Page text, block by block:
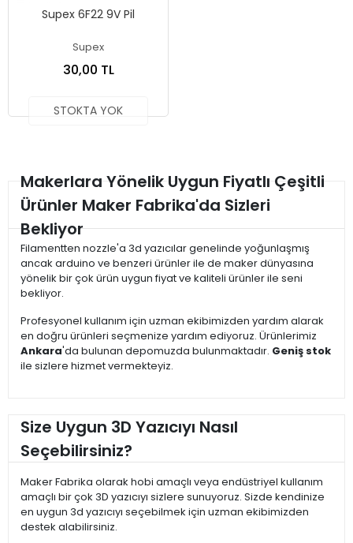
Supex 6F22 9V Pil
Supex
30,00 TL
STOKTA YOK
Makerlara Yönelik Uygun Fiyatlı Çeşitli
Ürünler Maker Fabrika'da Sizleri
Bekliyor
Filamentten nozzle'a 3d yazıcılar genelinde yoğunlaşmış
ancak arduino ve benzeri ürünler ile de maker dünyasına
yönelik bir çok ürün uygun fiyat ve kaliteli ürünler ile seni
bekliyor.
Profesyonel kullanım için uzman ekibimizden yardım alarak
en doğru ürünleri seçmenize yardım ediyoruz. Ürünlerimiz
Ankara'da bulunan depomuzda bulunmaktadır. Geniş stok
ile sizlere hizmet vermekteyiz.
Size Uygun 3D Yazıcıyı Nasıl
Seçebilirsiniz?
Maker Fabrika olarak hobi amaçlı veya endüstriyel kullanım
amaçlı bir çok 3D yazıcıyı sizlere sunuyoruz. Sizde kendinize
en uygun 3d yazıcıyı seçebilmek için uzman ekibimizden
destek alabilirsiniz.